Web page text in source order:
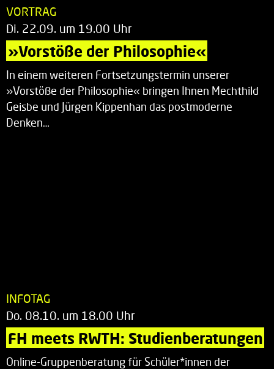
VORTRAG
Di. 22.09. um 19.00 Uhr
»Vorstöße der Philosophie«
In einem weiteren Fortsetzungstermin unserer
»Vorstöße der Philosophie« bringen Ihnen Mechthild
Geisbe und Jürgen Kippenhan das postmoderne
Denken…
INFOTAG
Do. 08.10. um 18.00 Uhr
FH meets RWTH: Studienberatungen
Online-Gruppenberatung für Schüler*innen der